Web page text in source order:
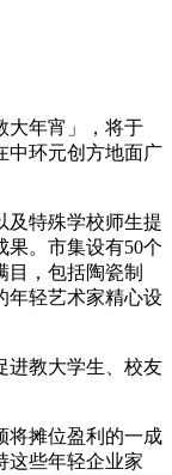
大年宵」，将于
中环元创方地面广
及特殊学校师生提
果。市集设有50个
目，包括陶瓷制
年轻艺术家精心设
进教大学生、校友
将摊位盈利的一成
这些年轻企业家